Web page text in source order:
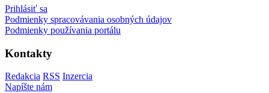
Prihlásiť sa
Podmienky spracovávania osobných údajov
Podmienky používania portálu
Kontakty
Redakcia RSS Inzercia
Napíšte nám